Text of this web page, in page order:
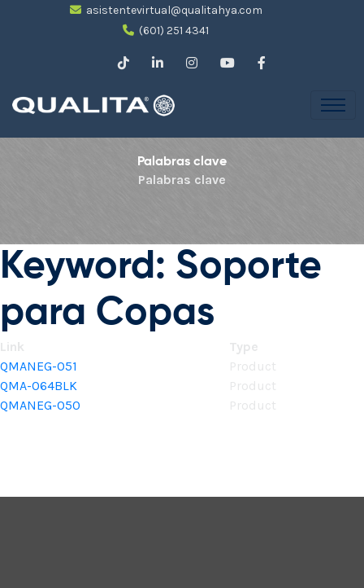
asistentevirtual@qualitahya.com
(601) 251 4341
Palabras clave
Palabras clave
Keyword: Soporte
para Copas
Link
Type
QMANEG-051
Product
QMA-064BLK
Product
QMANEG-050
Product